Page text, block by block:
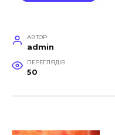
АВТОР
admin
ПЕРЕГЛЯДІВ
50